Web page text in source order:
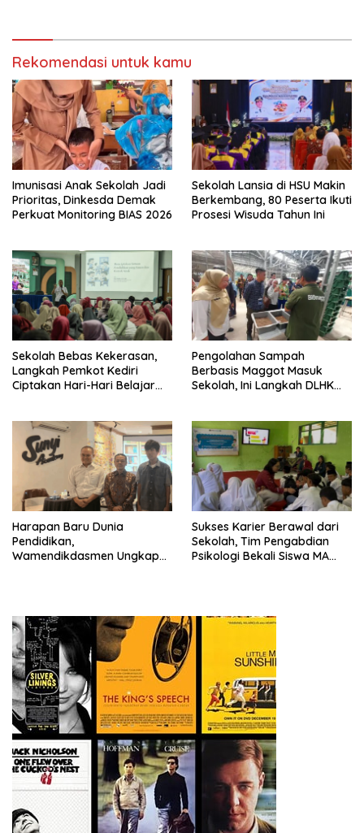
Rekomendasi untuk kamu
Imunisasi Anak Sekolah Jadi
Prioritas, Dinkesda Demak
Perkuat Monitoring BIAS 2026
Sekolah Lansia di HSU Makin
Berkembang, 80 Peserta Ikuti
Prosesi Wisuda Tahun Ini
Sekolah Bebas Kekerasan,
Langkah Pemkot Kediri
Ciptakan Hari-Hari Belajar
Pengolahan Sampah
Berbasis Maggot Masuk
Sekolah, Ini Langkah DLHK
Harapan Baru Dunia
Pendidikan,
Wamendikdasmen Ungkap
Sukses Karier Berawal dari
Sekolah, Tim Pengabdian
Psikologi Bekali Siswa MA